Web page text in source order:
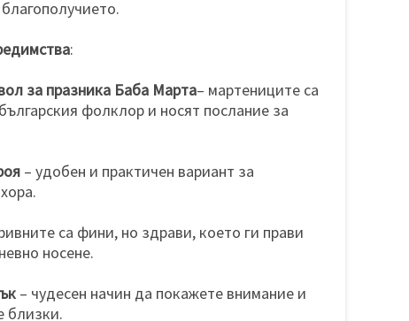
:
за празника Баба Марта– мартениците са
фолклор и носят послание за
– удобен и практичен вариант за
са фини, но здрави, което ги прави
носене.
– чудесен начин да покажете внимание и
близки.